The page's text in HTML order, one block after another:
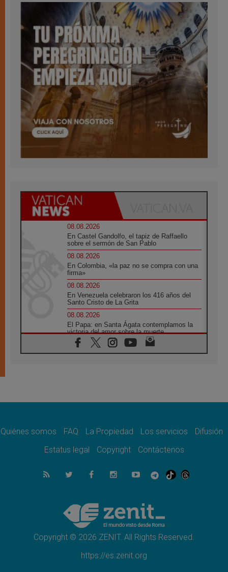
08.08.2026
En Castel Gandolfo, el tapiz de Raffaello
sobre el sermón de San Pablo
08.08.2026
En Colombia, «la paz no se compra con una
firma»
08.08.2026
En Venezuela celebraron los 416 años del
Santo Cristo de La Grita
08.08.2026
El Papa: en Santa Ágata contemplamos la
victoria del amor sobre la muerte
08.08.2026
León XIV visitará el Santuario de la Madre
07.08.2026
07.08.2026
el compromiso del cristiano"
La matanza de niños en Gaza no cesa: 300
muertos en 300 días
Tagle: La guerra desfigura el mundo, solo la
revelación de Dios lo transfigura
Quiénes somos FAQ La Propiedad Los servicios
Difusión
Estatus legal
Copyright Contáctenos
Copyright © 2026 ZENIT. All Rights Reserved.
https://es.zenit.org